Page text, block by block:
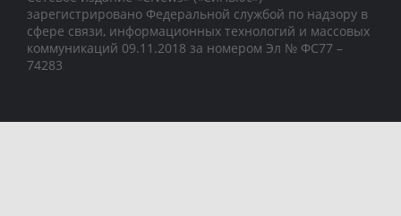
зарегистрировано Федеральной службой по надзору в
сфере связи, информационных технологий и массовых
коммуникаций 09.11.2018 за номером Эл № ФС77 –
74283